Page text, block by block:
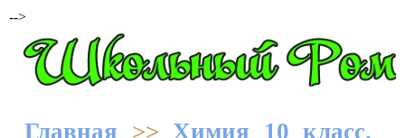
-->
Главная >> Химия 10 класс.